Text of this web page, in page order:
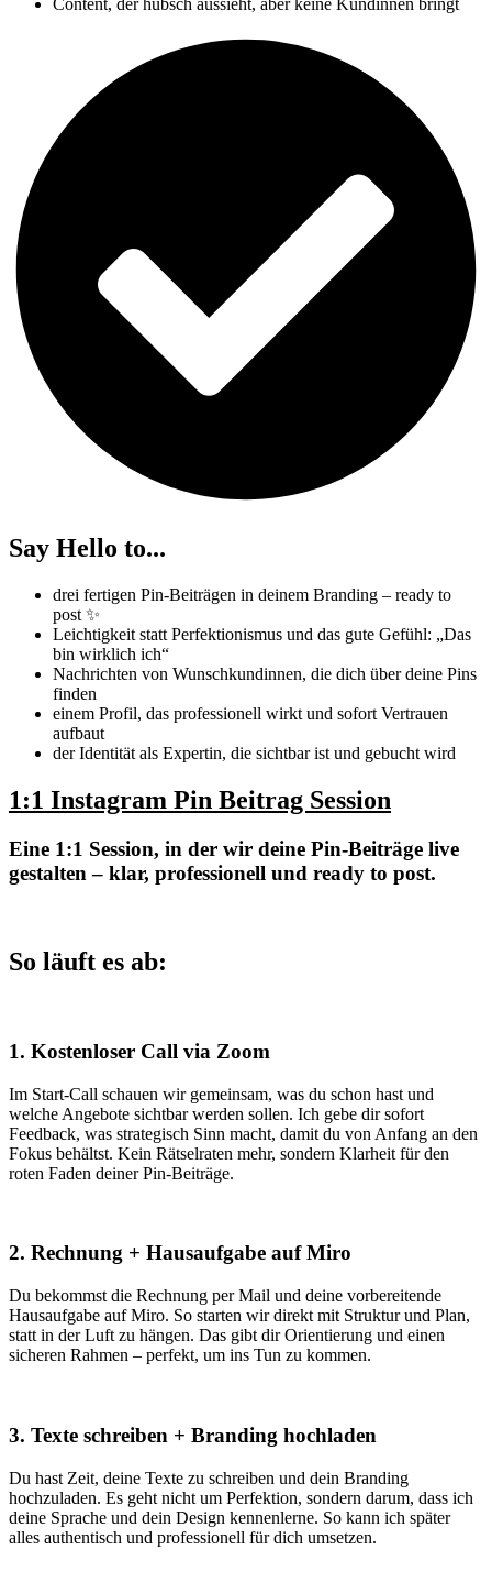
Content, der hübsch aussieht, aber keine Kundinnen bringt
Say Hello to...
drei fertigen Pin-Beiträgen in deinem Branding – ready to
post ✨
Leichtigkeit statt Perfektionismus und das gute Gefühl: „Das
bin wirklich ich“
Nachrichten von Wunschkundinnen, die dich über deine Pins
finden
einem Profil, das professionell wirkt und sofort Vertrauen
aufbaut
der Identität als Expertin, die sichtbar ist und gebucht wird
1:1 Instagram Pin Beitrag Session
Eine 1:1 Session, in der wir deine Pin-Beiträge live
gestalten – klar, professionell und ready to post.
So läuft es ab:
1. Kostenloser Call via Zoom
Im Start-Call schauen wir gemeinsam, was du schon hast und
welche Angebote sichtbar werden sollen. Ich gebe dir sofort
Feedback, was strategisch Sinn macht, damit du von Anfang an den
Fokus behältst. Kein Rätselraten mehr, sondern Klarheit für den
roten Faden deiner Pin-Beiträge.
2. Rechnung + Hausaufgabe auf Miro
Du bekommst die Rechnung per Mail und deine vorbereitende
Hausaufgabe auf Miro. So starten wir direkt mit Struktur und Plan,
statt in der Luft zu hängen. Das gibt dir Orientierung und einen
sicheren Rahmen – perfekt, um ins Tun zu kommen.
3. Texte schreiben + Branding hochladen
Du hast Zeit, deine Texte zu schreiben und dein Branding
hochzuladen. Es geht nicht um Perfektion, sondern darum, dass ich
deine Sprache und dein Design kennenlerne. So kann ich später
alles authentisch und professionell für dich umsetzen.